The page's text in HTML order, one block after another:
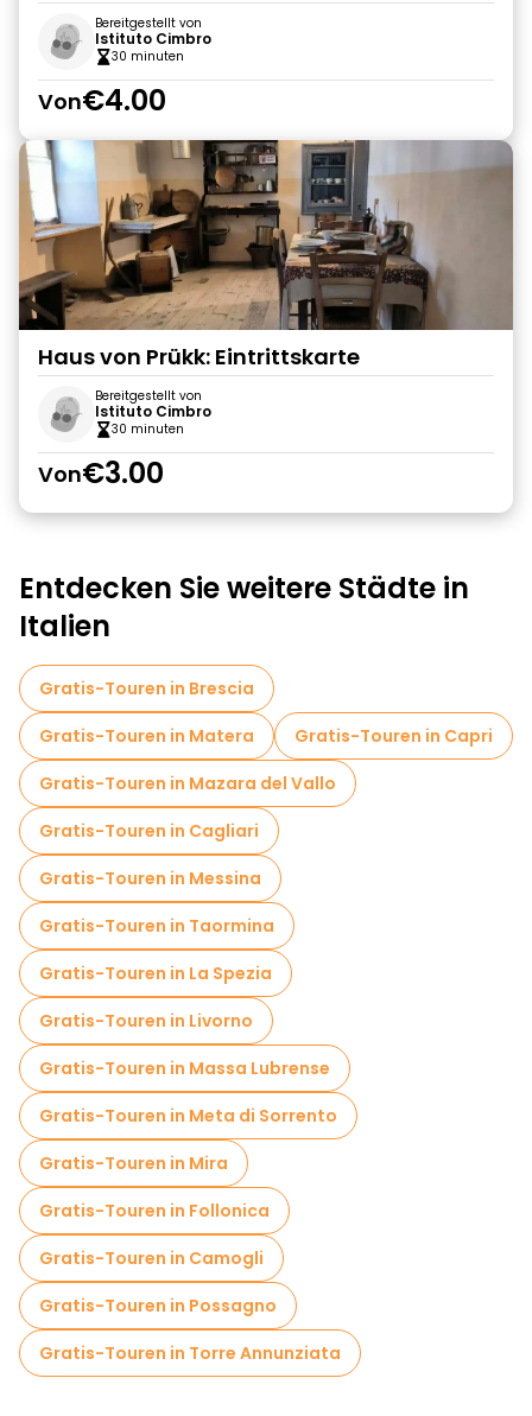
Bereitgestellt von
Istituto Cimbro
30 minuten
Von€4.00
Haus von Prükk: Eintrittskarte
Bereitgestellt von
Istituto Cimbro
30 minuten
Von€3.00
Entdecken Sie weitere Städte in
Italien
Gratis-Touren in Brescia
Gratis-Touren in Matera
Gratis-Touren in Capri
Gratis-Touren in Mazara del Vallo
Gratis-Touren in Cagliari
Gratis-Touren in Messina
Gratis-Touren in Taormina
Gratis-Touren in La Spezia
Gratis-Touren in Livorno
Gratis-Touren in Massa Lubrense
Gratis-Touren in Meta di Sorrento
Gratis-Touren in Mira
Gratis-Touren in Follonica
Gratis-Touren in Camogli
Gratis-Touren in Possagno
Gratis-Touren in Torre Annunziata